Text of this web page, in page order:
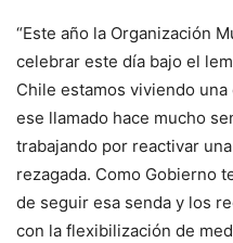
“Este año la Organización
celebrar este día bajo el
Chile estamos viviendo
ese llamado hace mucho
trabajando por reactivar
rezagada. Como Gobierno
de seguir esa senda y los
con la flexibilización de